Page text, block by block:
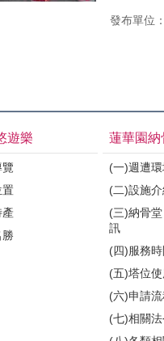
發布單位
遊樂
置
勝
蓮華園納
(一)週遭
(二)設施介
(三)納骨
訊
(四)服務時
(五)塔位
(六)申請流
(七)相關